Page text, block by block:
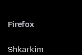
Firefox
Shkarkim